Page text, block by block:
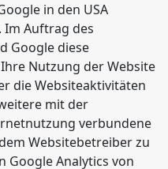
in den USA
Auftrag des
Google diese
Nutzung der Website
die Websiteaktivitäten
mit der
verbundene
Websitebetreiber zu
Google Analytics von